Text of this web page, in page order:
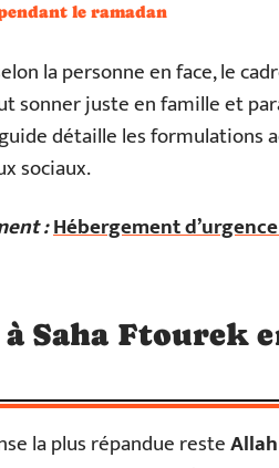
le ramadan
la personne en face, le
sonner juste en famille et
détaille les formulations
sociaux.
:Hébergement
à Saha Ftourek
la plus répandue reste